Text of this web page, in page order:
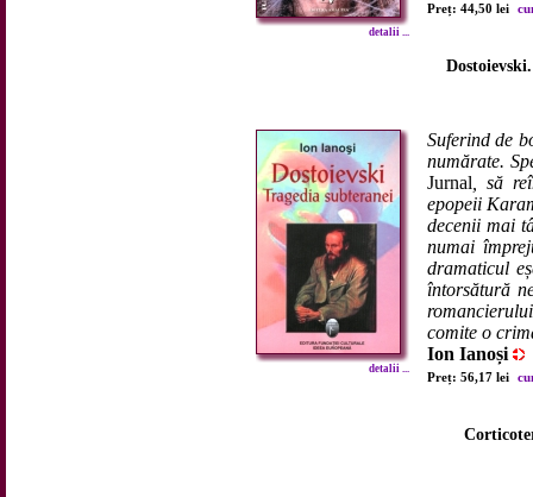
detalii ...
Preț: 44,50 lei
detalii ...
Suferind de
numărate.
Jurnal , să
epopeii
decenii mai
numai
dramaticul
întorsătură
comite o
Ion Ianoși
Preț: 56,17 lei